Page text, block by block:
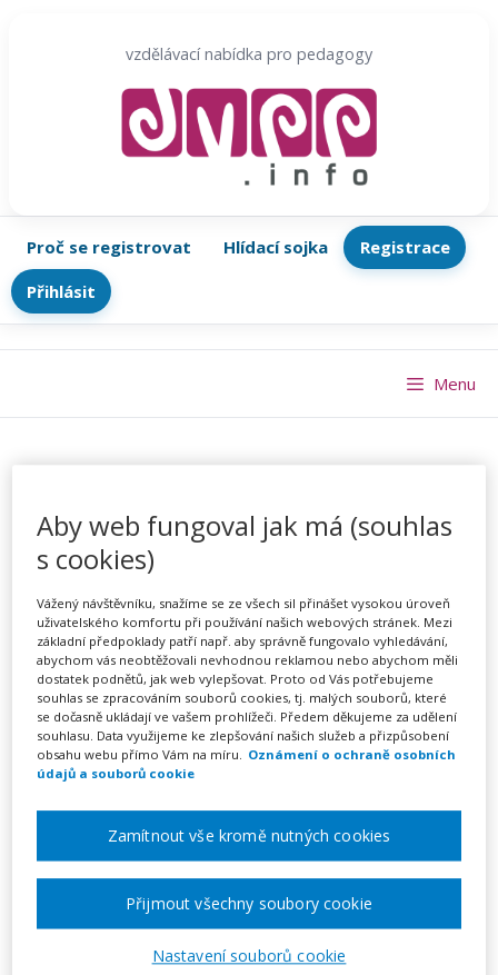
vzdělávací nabídka pro pedagogy
Proč se registrovat Hlídací sojka
Registrace
Přihlásit
Aktivity a hry pro poutavé
hodiny angličtiny (webinář)
PořádáZřetel, s.r.o.
TERMÍN
10. 09. 2026
ONLINE
CENA
1350 Kč
Menu
Aby web fungoval jak má (souhlas
s cookies)
Vážený návštěvníku, snažíme se ze všech sil přinášet vysokou úroveň
uživatelského komfortu při používání našich webových stránek. Mezi
základní předpoklady patří např. aby správně fungovalo vyhledávání,
abychom vás neobtěžovali nevhodnou reklamou nebo abychom měli
dostatek podnětů, jak web vylepšovat. Proto od Vás potřebujeme
souhlas se zpracováním souborů cookies, tj. malých souborů, které
se dočasně ukládají ve vašem prohlížeči. Předem děkujeme za udělení
souhlasu. Data využijeme ke zlepšování našich služeb a přizpůsobení
obsahu webu přímo Vám na míru. Oznámení o ochraně osobních
údajů a souborů cookie
Nastavení souborů cookie
Zamítnout vše kromě nutných cookies
Přijmout všechny soubory cookie